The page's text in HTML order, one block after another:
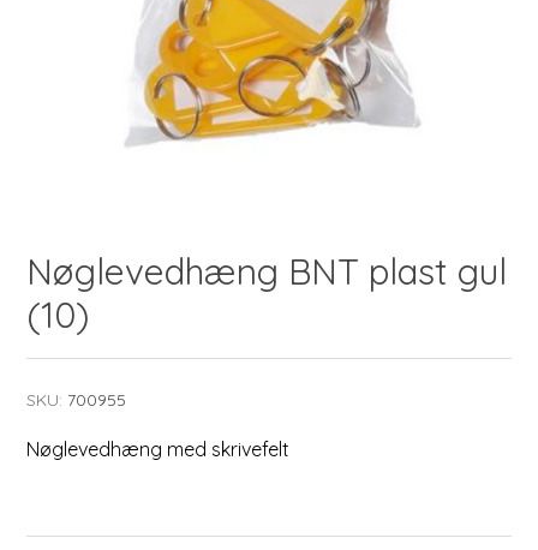
Nøglevedhæng BNT plast gul
(10)
SKU: 700955
Nøglevedhæng med skrivefelt